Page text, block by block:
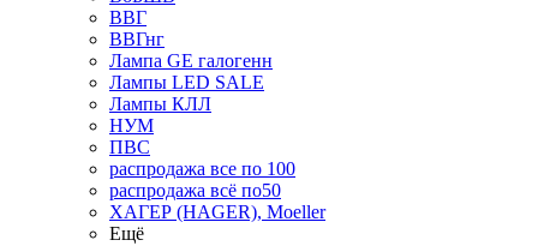
ВВГ
ВВГнг
Лампа GE галогенн
Лампы LED SALE
Лампы КЛЛ
НУМ
ПВС
распродажа все по 100
распродажа всё по50
ХАГЕР (HAGER), Moeller
Ещё